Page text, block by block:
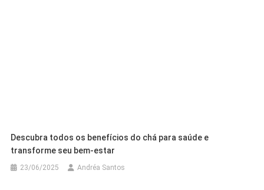
Descubra todos os benefícios do chá para saúde e
transforme seu bem-estar
23/06/2025 Andréa Santos